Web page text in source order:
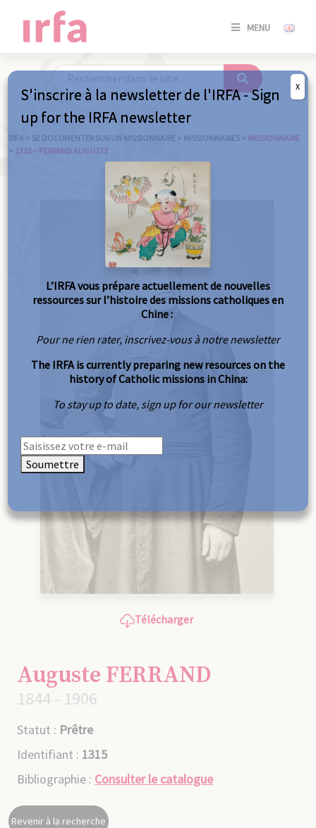
MENU
SE
/
IRFA > SE DOCUMENTER SUR UN MISSIONNAIRE > MISSIONNAIRES > MISSIONNAIRE
> 1315 – FERRAND AUGUSTE
Télécharger
Auguste FERRAND
1844 - 1906
Statut : Prêtre
Identifiant : 1315
Bibliographie : Consulter le catalogue
Revenir à la recherche
S'inscrire à la newsletter de l'IRFA - Sign
up for the IRFA newsletter
L’IRFA vous prépare actuellement de nouvelles
ressources sur l’histoire des missions catholiques en
Chine :
Pour ne rien rater, inscrivez-vous à notre newsletter
The IRFA is currently preparing new resources on the
history of Catholic missions in China:
To stay up to date, sign up for our newsletter
Soumettre
X